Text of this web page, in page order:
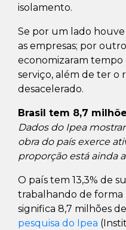
isolamento.
Se por um lado
as empresas; por
economizaram
serviço, além de ter o
desacelerado.
Brasil tem 8,7
Dados do Ipea
obra do país exerce
proporção está ainda
O país tem 13,3% de
trabalhando de forma
significa 8,7 milhões
pesquisa do Ipea